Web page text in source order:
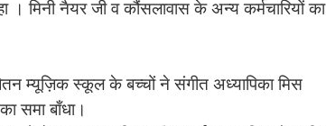
। मिनी नैयर जी व कौंसलावास के अन्य कर्मचारियों का
म्यूज़िक स्कूल के बच्चों ने संगीत अध्यापिका मिस
समा बाँधा।